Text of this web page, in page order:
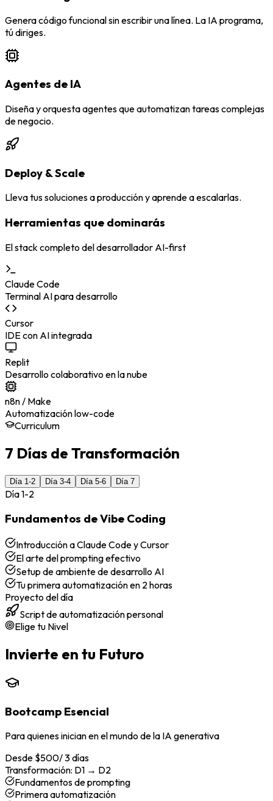
Genera código funcional sin escribir una línea. La IA programa,
tú diriges.
Agentes de IA
Diseña y orquesta agentes que automatizan tareas complejas
de negocio.
Deploy & Scale
Lleva tus soluciones a producción y aprende a escalarlas.
Herramientas que dominarás
El stack completo del desarrollador AI-first
Claude Code
Terminal AI para desarrollo
Cursor
IDE con AI integrada
Replit
Desarrollo colaborativo en la nube
n8n / Make
Automatización low-code
Curriculum
7 Días de Transformación
Día 1-2 Día 3-4 Día 5-6 Día 7
Día 1-2
Fundamentos de Vibe Coding
Introducción a Claude Code y Cursor
El arte del prompting efectivo
Setup de ambiente de desarrollo AI
Tu primera automatización en 2 horas
Proyecto del día
Script de automatización personal
Elige tu Nivel
Invierte en tu Futuro
Bootcamp Esencial
Para quienes inician en el mundo de la IA generativa
Desde $500/3 días
Transformación: D1 → D2
Fundamentos de prompting
Primera automatización